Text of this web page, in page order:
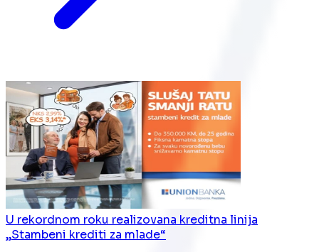
U rekordnom roku realizovana kreditna linija
„Stambeni krediti za mlade“